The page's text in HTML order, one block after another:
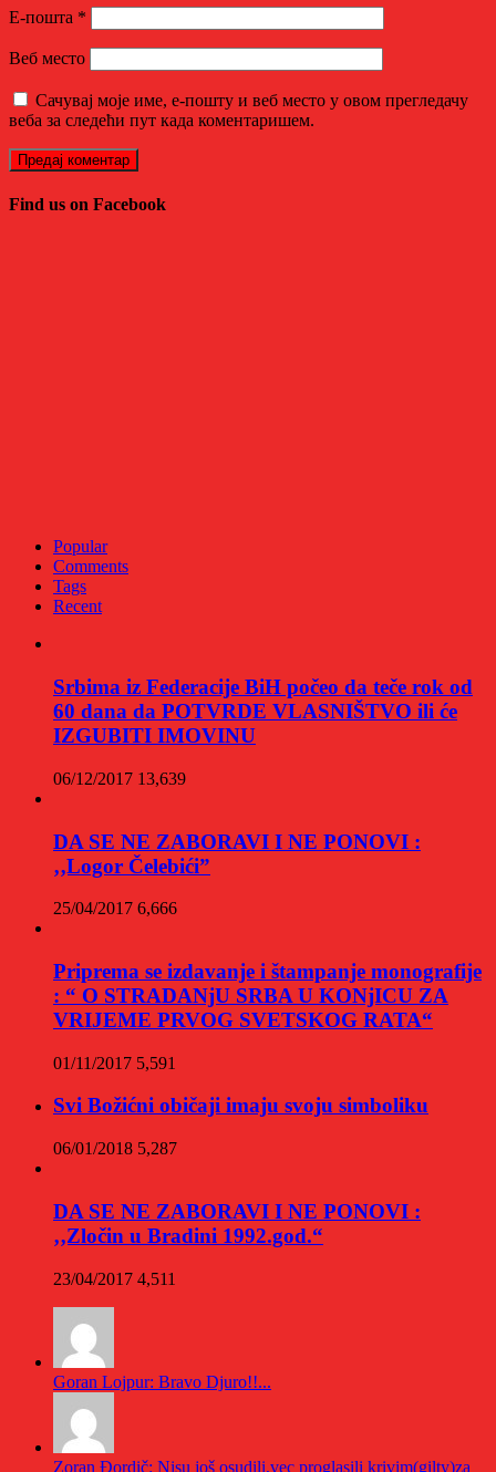
Е-пошта *
Веб место
Сачувај моје име, е-пошту и веб место у овом прегледачу
веба за следећи пут када коментаришем.
Find us on Facebook
Popular
Comments
Tags
Recent
Srbima iz Federacije BiH počeo da teče rok od
60 dana da POTVRDE VLASNIŠTVO ili će
IZGUBITI IMOVINU
06/12/2017 13,639
DA SE NE ZABORAVI I NE PONOVI :
‚‚Logor Čelebići”
25/04/2017 6,666
Priprema se izdavanje i štampanje monografije
: “ O STRADANjU SRBA U KONjICU ZA
VRIJEME PRVOG SVETSKOG RATA“
01/11/2017 5,591
Svi Božićni običaji imaju svoju simboliku
06/01/2018 5,287
DA SE NE ZABORAVI I NE PONOVI :
‚‚Zločin u Bradini 1992.god.“
23/04/2017 4,511
Goran Lojpur: Bravo Djuro!!...
Zoran Đordič: Nisu još osudili,vec proglasili krivim(gilty)za